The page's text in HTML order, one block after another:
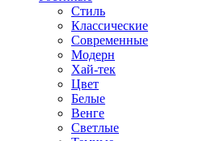
Стиль
Классические
Современные
Модерн
Хай-тек
Цвет
Белые
Венге
Светлые